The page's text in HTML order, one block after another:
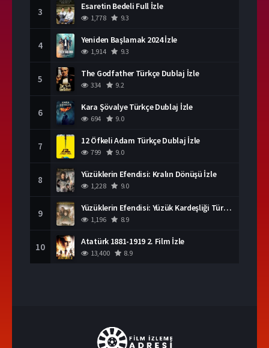
3 Esaretin Bedeli Full İzle
1,778 9.3
4 Yeniden Başlamak 2024 İzle
1,914 9.3
5 The Godfather Türkçe Dublaj İzle
334 9.2
6 Kara Şövalye Türkçe Dublaj İzle
694 9.0
7 12 Öfkeli Adam Türkçe Dublaj İzle
799 9.0
8 Yüzüklerin Efendisi: Kralın Dönüşü İzle
1,228 9.0
9 Yüzüklerin Efendisi: Yüzük Kardeşliği Türkçe Dublaj İzle
1,196 8.9
10 Atatürk 1881-1919 2. Film İzle
13,400 8.9